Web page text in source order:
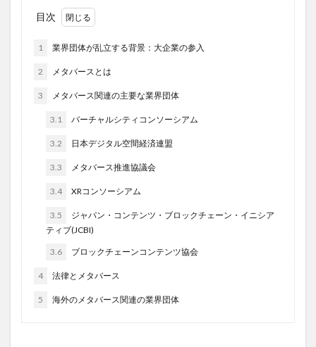
目次
1 業界団体が乱立する背景：大企業の参入
2 メタバースとは
3 メタバース関連の主要な業界団体
3.1 バーチャルシティコンソーシアム
3.2 日本デジタル空間経済連盟
3.3 メタバース推進協議会
3.4 XRコンソーシアム
3.5
ジャパン・コンテンツ・ブロックチェーン・イニシア
ティブ(JCBI)
3.6 ブロックチェーンコンテンツ協会
4 法律とメタバース
5 海外のメタバース関連の業界団体